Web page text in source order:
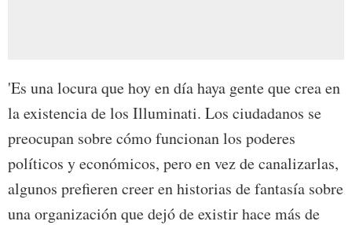
'Es una locura que hoy en día haya gente que crea en
la existencia de los Illuminati. Los ciudadanos se
preocupan sobre cómo funcionan los poderes
políticos y económicos, pero en vez de canalizarlas,
algunos prefieren creer en historias de fantasía sobre
una organización que dejó de existir hace más de